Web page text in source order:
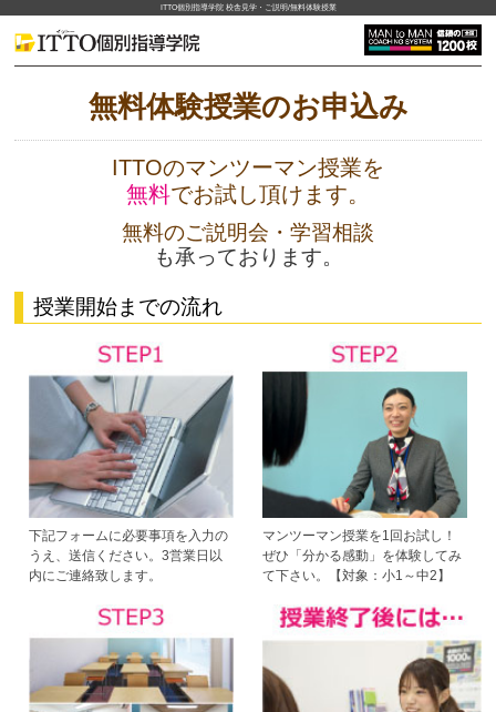
ITTO個別指導学院 校舎見学・ご説明/無料体験授業
無料体験授業のお申込み
ITTOのマンツーマン授業を
無料でお試し頂けます。
無料のご説明会・学習相談
も承っております。
授業開始までの流れ
下記フォームに必要事項を入力の
うえ、送信ください。3営業日以
内にご連絡致します。
マンツーマン授業を1回お試し！
ぜひ「分かる感動」を体験してみ
て下さい。【対象：小1～中2】